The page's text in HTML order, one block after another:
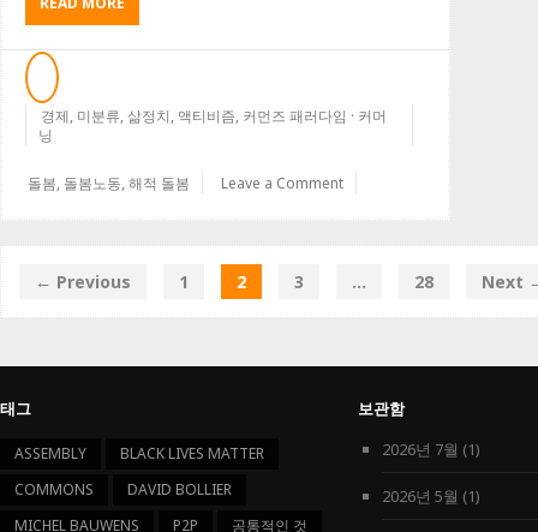
‘해
적
강
목
경제, 미분류, 삶정치,액티비즘, 커먼즈 패러다임 · 커머
닝
돌봄, 돌봄노동,해적 돌봄 Leave a Comment
← Previous 1 2 3 … 28 Next
태그
ASSEMBLY
BLACK LIVES MATTER
COMMONS
DAVID BOLLIER
MICHEL BAUWENS
P2P
공통적인 것
보관함
2026년 7월 (1)
2026년 5월 (1)